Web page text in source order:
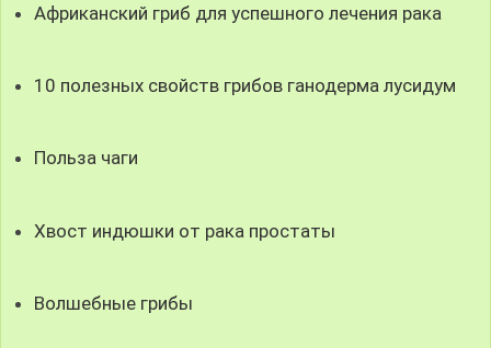
Африканский гриб для успешного лечения рака
10 полезных свойств грибов ганодерма лусидум
Польза чаги
Хвост индюшки от рака простаты
Волшебные грибы